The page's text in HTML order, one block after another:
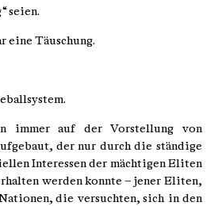
seien.
eine Täuschung.
immer auf der Vorstellung von
der nur durch die ständige
Interessen der mächtigen Eliten
werden konnte – jener Eliten,
die versuchten, sich in den